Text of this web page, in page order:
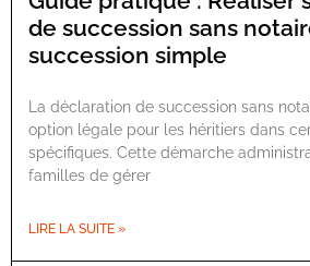
de succession sans
succession simple
La déclaration de succession sans
option légale pour les héritiers dans
spécifiques. Cette démarche
familles de gérer
LIRE LA SUITE »